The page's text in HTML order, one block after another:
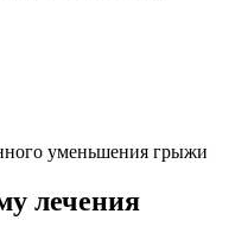
уменьшения грыжи
лечения